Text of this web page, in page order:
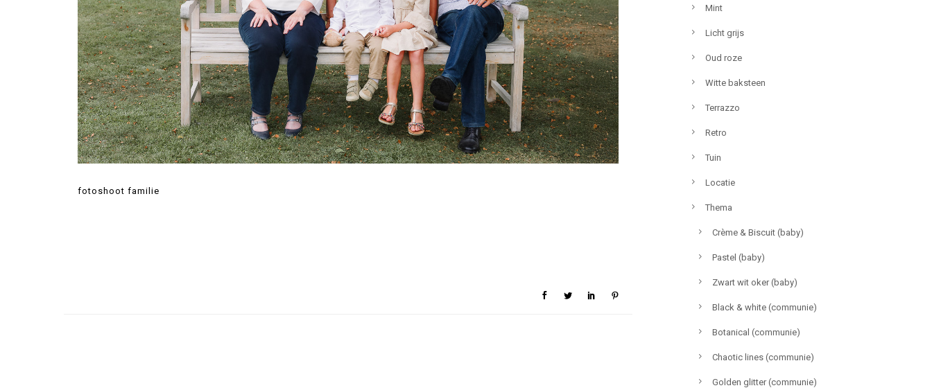
fotoshoot familie
Mint
Licht grijs
Oud roze
Witte baksteen
Terrazzo
Retro
Tuin
Locatie
Thema
Crème & Biscuit (baby)
Pastel (baby)
Zwart wit oker (baby)
Black & white (communie)
Botanical (communie)
Chaotic lines (communie)
Golden glitter (communie)